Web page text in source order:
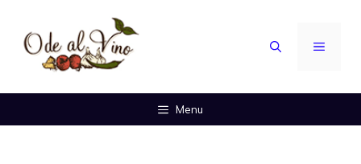
contenuto
MENU
Menu